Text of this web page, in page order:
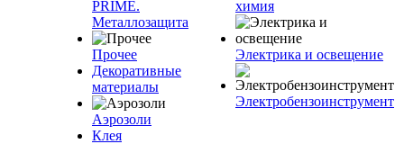
PRIME.
Металлозащита
Прочее
Декоративные
материалы
Аэрозоли
Клея
химия
Электрика и освещение
Электробензоинструмент